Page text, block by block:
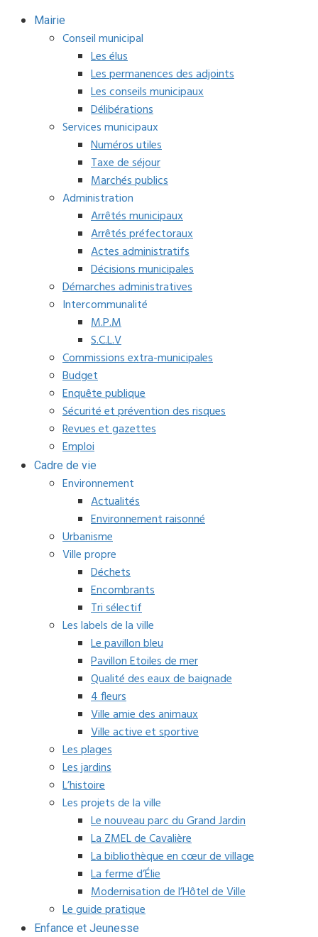
Mairie
Conseil municipal
Les élus
Les permanences des adjoints
Les conseils municipaux
Délibérations
Services municipaux
Numéros utiles
Taxe de séjour
Marchés publics
Administration
Arrêtés municipaux
Arrêtés préfectoraux
Actes administratifs
Décisions municipales
Démarches administratives
Intercommunalité
M.P.M
S.C.L.V
Commissions extra-municipales
Budget
Enquête publique
Sécurité et prévention des risques
Revues et gazettes
Emploi
Cadre de vie
Environnement
Actualités
Environnement raisonné
Urbanisme
Ville propre
Déchets
Encombrants
Tri sélectif
Les labels de la ville
Le pavillon bleu
Pavillon Etoiles de mer
Qualité des eaux de baignade
4 fleurs
Ville amie des animaux
Ville active et sportive
Les plages
Les jardins
L’histoire
Les projets de la ville
Le nouveau parc du Grand Jardin
La ZMEL de Cavalière
La bibliothèque en cœur de village
La ferme d’Élie
Modernisation de l’Hôtel de Ville
Le guide pratique
Enfance et Jeunesse